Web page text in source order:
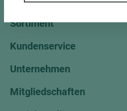
Sortiment
Kundenservice
Unternehmen
Mitgliedschaften